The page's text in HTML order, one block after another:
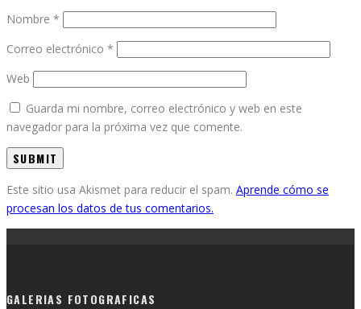
Nombre *
Correo electrónico *
Web
Guarda mi nombre, correo electrónico y web en este
navegador para la próxima vez que comente.
Este sitio usa Akismet para reducir el spam. Aprende cómo se
procesan los datos de tus comentarios.
GALERIAS FOTOGRAFICAS